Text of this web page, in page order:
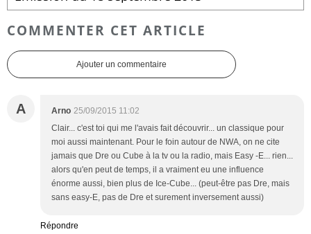
COMMENTER CET ARTICLE
Ajouter un commentaire
A Arno 25/09/2015 11:02
Clair... c'est toi qui me l'avais fait découvrir... un classique pour
moi aussi maintenant. Pour le foin autour de NWA, on ne cite
jamais que Dre ou Cube à la tv ou la radio, mais Easy -E... rien...
alors qu'en peut de temps, il a vraiment eu une influence
énorme aussi, bien plus de Ice-Cube... (peut-être pas Dre, mais
sans easy-E, pas de Dre et surement inversement aussi)
Répondre